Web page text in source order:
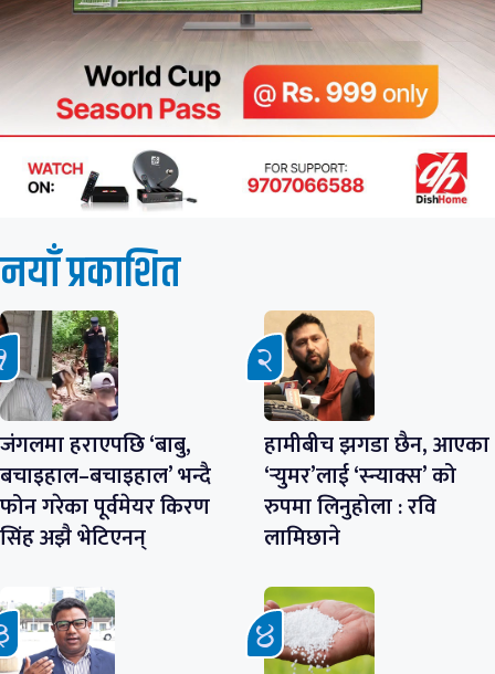
नयाँ प्रकाशित
जंगलमा हराएपछि ‘बाबु,
बचाइहाल–बचाइहाल’ भन्दै
फोन गरेका पूर्वमेयर किरण
सिंह अझै भेटिएनन्
हामीबीच झगडा छैन, आएका
‘र्‍युमर’लाई ‘स्न्याक्स’ को
रुपमा लिनुहोला : रवि
लामिछाने